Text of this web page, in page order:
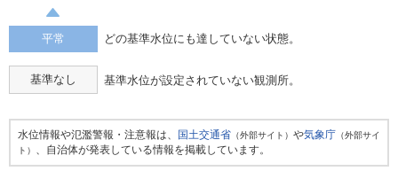
平常 どの基準水位にも達していない状態。
基準なし 基準水位が設定されていない観測所。
水位情報や氾濫警報・注意報は、 国土交通省 （外部サイト） や気象庁 （外部サイ
ト） 、自治体が発表している情報を掲載しています。